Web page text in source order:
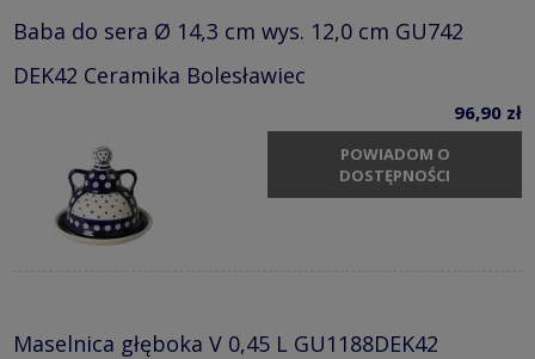
Baba do sera Ø 14,3 cm wys. 12,0 cm GU742
DEK42 Ceramika Bolesławiec
96,90 zł
POWIADOM O
DOSTĘPNOŚCI
Maselnica głęboka V 0,45 L GU1188DEK42